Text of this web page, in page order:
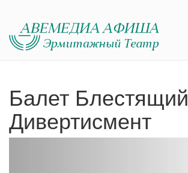
Балет Блестящий
Дивертисмент